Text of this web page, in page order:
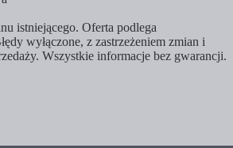
istniejącego. Oferta podlega
wyłączone, z zastrzeżeniem zmian i
Wszystkie informacje bez gwarancji.